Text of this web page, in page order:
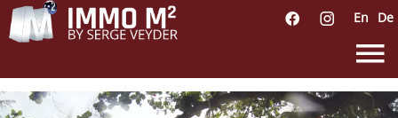
En De